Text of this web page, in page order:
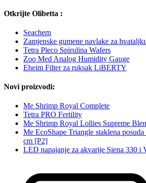
Otkrijte Olibetta :
Seachem
Zamjenske gumene navlake za
Tetra Pleco Spirulina Wafers
Zoo Med Analog Humidity Gauge
Eheim Filter za ruksak LiBERTY
Novi proizvodi:
Me Shrimp Royal Complete
Tetra PRO Fertility
Me Shrimp Royal Lollies Supreme
Me EcoShape Triangle staklena
cm [P2]
LED napajanje za akvarije Siena 330 i